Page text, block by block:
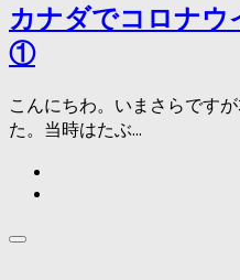
カナダでコロナウ
①
こんにちわ。いまさらです
た。当時はたぶ...